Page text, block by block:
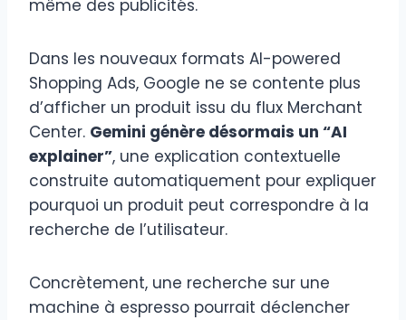
même des publicités.
Dans les nouveaux formats AI-powered
Shopping Ads, Google ne se contente plus
d’afficher un produit issu du flux Merchant
Center. Gemini génère désormais un “AI
explainer”, une explication contextuelle
construite automatiquement pour expliquer
pourquoi un produit peut correspondre à la
recherche de l’utilisateur.
Concrètement, une recherche sur une
machine à espresso pourrait déclencher